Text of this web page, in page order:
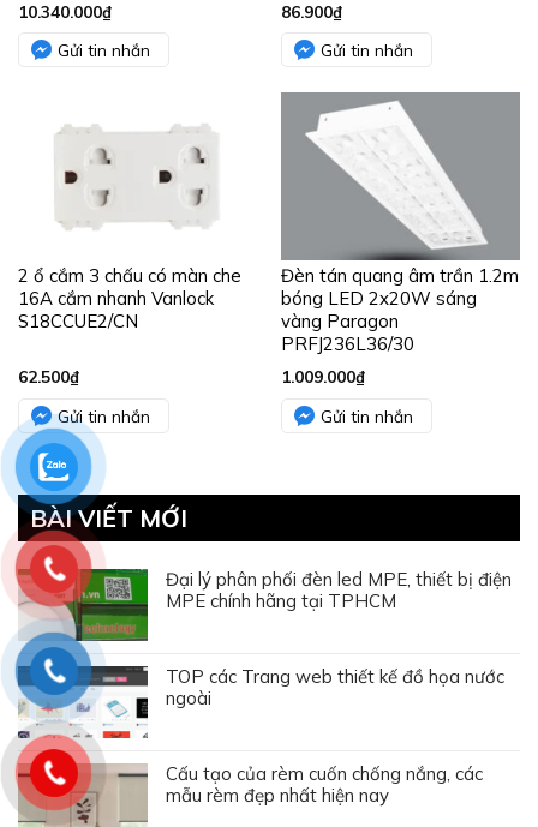
10.340.000₫
Gửi tin nhắn
86.900₫
Gửi tin nhắn
2 ổ cắm 3 chấu có màn che
16A cắm nhanh Vanlock
S18CCUE2/CN
62.500₫
Gửi tin nhắn
Đèn tán quang âm trần 1.2m
bóng LED 2x20W sáng
vàng Paragon
PRFJ236L36/30
1.009.000₫
Gửi tin nhắn
BÀI VIẾT MỚI
Đại lý phân phối đèn led MPE, thiết bị điện
MPE chính hãng tại TPHCM
TOP các Trang web thiết kế đồ họa nước
ngoài
Cấu tạo của rèm cuốn chống nắng, các
mẫu rèm đẹp nhất hiện nay